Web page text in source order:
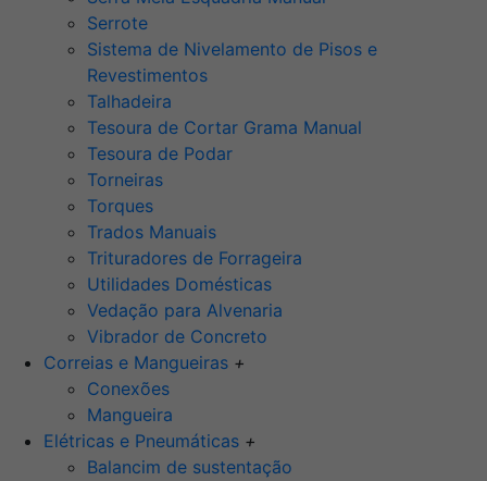
Serrote
Sistema de Nivelamento de Pisos e
Revestimentos
Talhadeira
Tesoura de Cortar Grama Manual
Tesoura de Podar
Torneiras
Torques
Trados Manuais
Trituradores de Forrageira
Utilidades Domésticas
Vedação para Alvenaria
Vibrador de Concreto
Correias e Mangueiras +
Conexões
Mangueira
Elétricas e Pneumáticas +
Balancim de sustentação